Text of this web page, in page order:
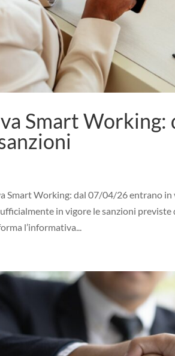
Smart
Smart Working: dal 07/04/26 entrano
in vigore le sanzioni previste
l’informativa...